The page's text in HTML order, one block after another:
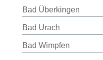
Bad Überkingen
Bad Urach
Bad Wimpfen